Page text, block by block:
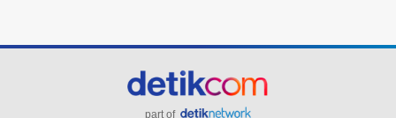
part of